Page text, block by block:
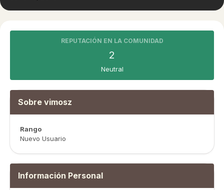
REPUTACIÓN EN LA COMUNIDAD
2
Neutral
Sobre vimosz
Rango
Nuevo Usuario
Información Personal